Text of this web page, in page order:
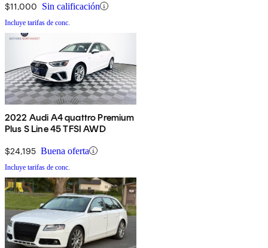
$11,000 Sin calificación
Incluye tarifas de conc.
2022 Audi A4 quattro Premium
Plus S Line 45 TFSI AWD
$24,195 Buena oferta
Incluye tarifas de conc.